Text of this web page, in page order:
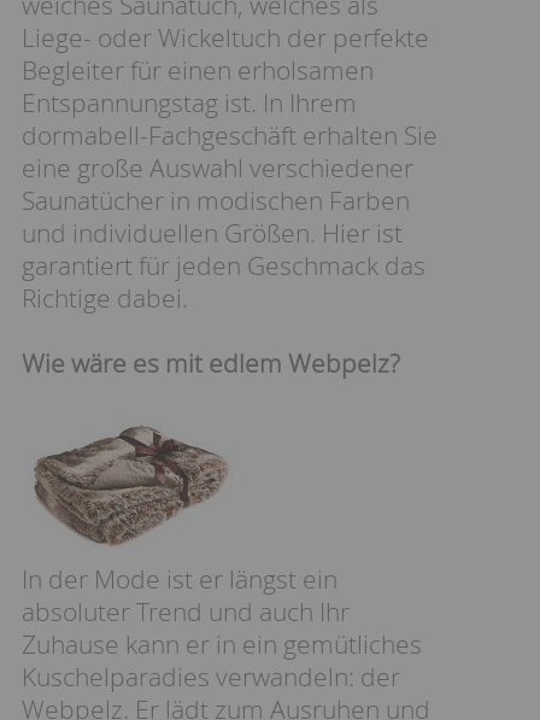
Liege- oder Wickeltuch der perfekte
Begleiter für einen erholsamen
Entspannungstag ist. In Ihrem
dormabell-Fachgeschäft erhalten Sie
eine große Auswahl verschiedener
Saunatücher in modischen Farben
und individuellen Größen. Hier ist
garantiert für jeden Geschmack das
Richtige dabei.
Wie wäre es mit edlem Webpelz?
In der Mode ist er längst ein
absoluter Trend und auch Ihr
Zuhause kann er in ein gemütliches
Kuschelparadies verwandeln: der
Webpelz. Er lädt zum Ausruhen und